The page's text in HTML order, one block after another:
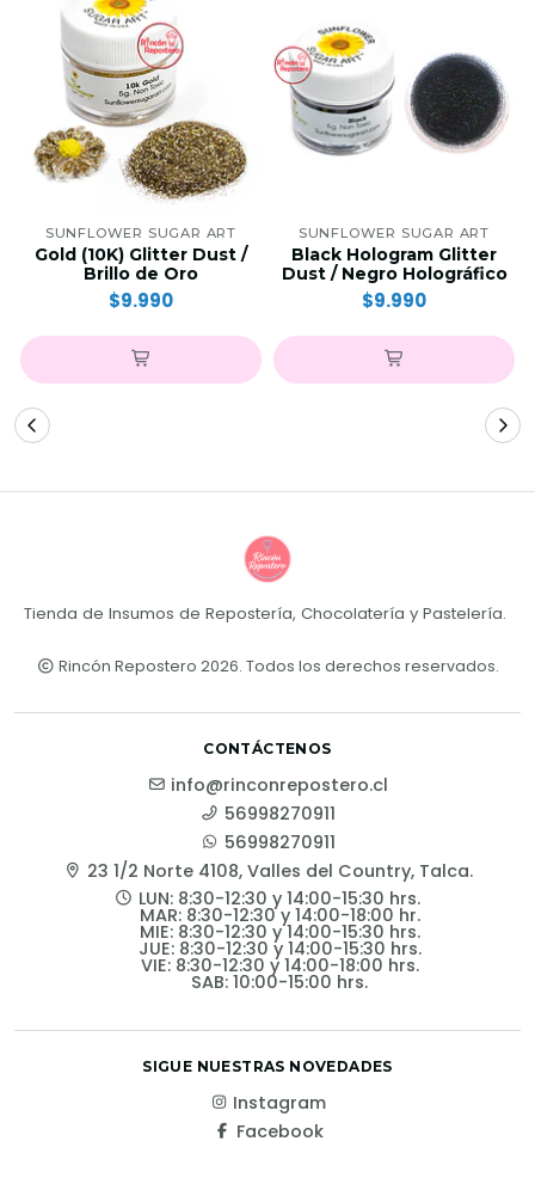
SUNFLOWER SUGAR ART
Gold (10K) Glitter Dust /
Brillo de Oro
$9.990
SUNFLOWER SUGAR ART
Black Hologram Glitter
Dust / Negro Holográfico
$9.990
Tienda de Insumos de Repostería, Chocolatería y Pastelería.
Rincón Repostero 2026. Todos los derechos reservados.
CONTÁCTENOS
info@rinconrepostero.cl
56998270911
56998270911
23 1/2 Norte 4108, Valles del Country, Talca.
LUN: 8:30-12:30 y 14:00-15:30 hrs.
MAR: 8:30-12:30 y 14:00-18:00 hr.
MIE: 8:30-12:30 y 14:00-15:30 hrs.
JUE: 8:30-12:30 y 14:00-15:30 hrs.
VIE: 8:30-12:30 y 14:00-18:00 hrs.
SAB: 10:00-15:00 hrs.
SIGUE NUESTRAS NOVEDADES
Instagram
Facebook